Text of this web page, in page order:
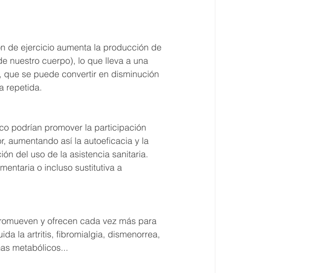
de ejercicio aumenta la producción de
nuestro cuerpo), lo que lleva a una
se puede convertir en disminución
repetida.
podrían promover la participación
aumentando así la autoeficacia y la
del uso de la asistencia sanitaria.
o incluso sustitutiva a
y ofrecen cada vez más para
la artritis, fibromialgia, dismenorrea,
metabólicos...